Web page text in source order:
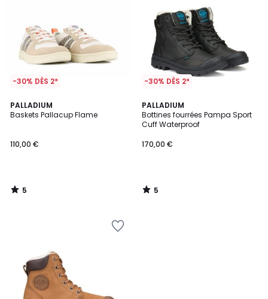
-30% DÈS 2*
PALLADIUM
Baskets Pallacup Flame
110,00 €
5
/
5
/
-30% DÈS 2*
PALLADIUM
Bottines fourrées Pampa Sport
Cuff Waterproof
170,00 €
5
/
5
5
/